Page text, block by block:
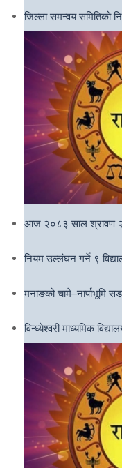
जिल्ला समन्वय समितिको
आज २०८३ साल श्रावण
नियम उल्लंघन गर्ने ९
मनाङको चामे–नार्पाभूमि
विन्ध्येश्वरी माध्यमिक